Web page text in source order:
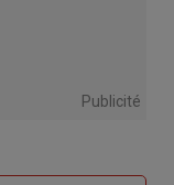
Publicité